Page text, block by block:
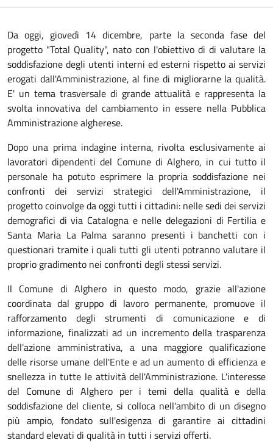
Da oggi, giovedì 14 dicembre, parte la seconda fase del
progetto "Total Quality", nato con l'obiettivo di di valutare la
soddisfazione degli utenti interni ed esterni rispetto ai servizi
erogati dall'Amministrazione, al fine di migliorarne la qualità.
E' un tema trasversale di grande attualità e rappresenta la
svolta innovativa del cambiamento in essere nella Pubblica
Amministrazione algherese.
Dopo una prima indagine interna, rivolta esclusivamente ai
lavoratori dipendenti del Comune di Alghero, in cui tutto il
personale ha potuto esprimere la propria soddisfazione nei
confronti dei servizi strategici dell'Amministrazione, il
progetto coinvolge da oggi tutti i cittadini: nelle sedi dei servizi
demografici di via Catalogna e nelle delegazioni di Fertilia e
Santa Maria La Palma saranno presenti i banchetti con i
questionari tramite i quali tutti gli utenti potranno valutare il
proprio gradimento nei confronti degli stessi servizi.
Il Comune di Alghero in questo modo, grazie all'azione
coordinata dal gruppo di lavoro permanente, promuove il
rafforzamento degli strumenti di comunicazione e di
informazione, finalizzati ad un incremento della trasparenza
dell'azione amministrativa, a una maggiore qualificazione
delle risorse umane dell'Ente e ad un aumento di efficienza e
snellezza in tutte le attività dell'Amministrazione. L'interesse
del Comune di Alghero per i temi della qualità e della
soddisfazione del cliente, si colloca nell'ambito di un disegno
più ampio, fondato sull'esigenza di garantire ai cittadini
standard elevati di qualità in tutti i servizi offerti.